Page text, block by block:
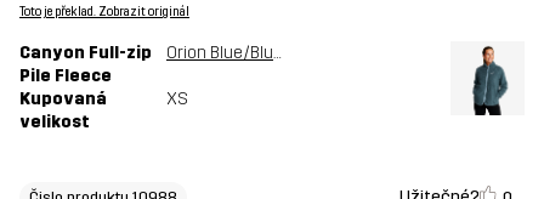
Toto je překlad. Zobrazit originál
Canyon Full-zip
Pile Fleece
Orion Blue/Blue Mirage
Kupovaná
velikost
XS